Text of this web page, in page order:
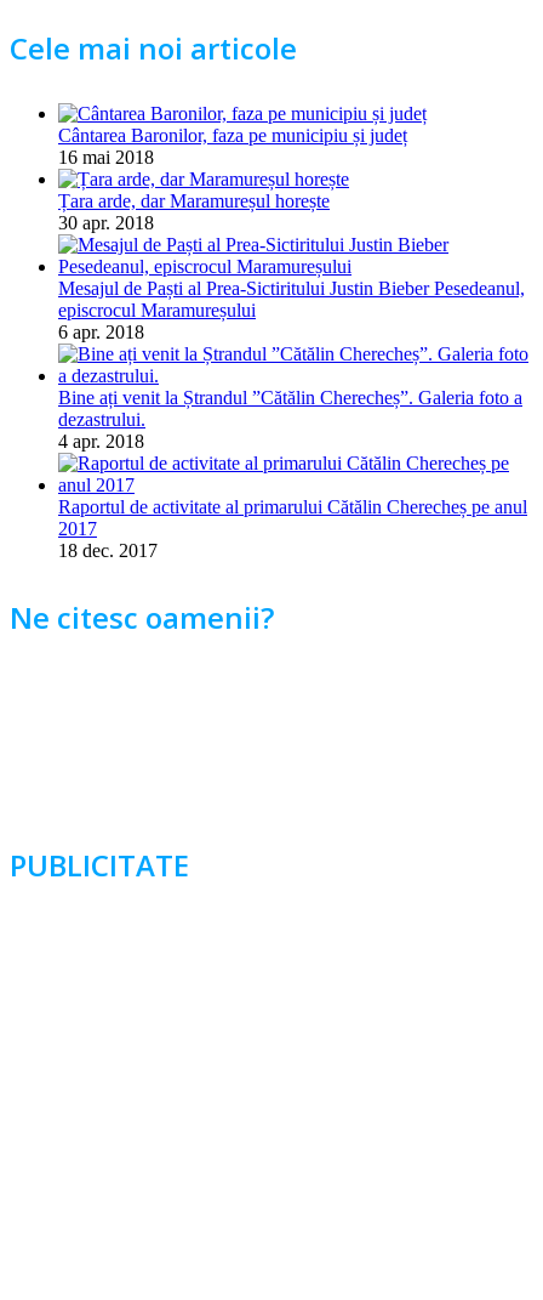
Cele mai noi articole
Cântarea Baronilor, faza pe municipiu și județ
16 mai 2018
Țara arde, dar Maramureșul horește
30 apr. 2018
Mesajul de Paști al Prea-Sictiritului Justin Bieber Pesedeanul,
episcrocul Maramureșului
6 apr. 2018
Bine ați venit la Ștrandul ”Cătălin Cherecheș”. Galeria foto a
dezastrului.
4 apr. 2018
Raportul de activitate al primarului Cătălin Cherecheș pe anul
2017
18 dec. 2017
Ne citesc oamenii?
PUBLICITATE